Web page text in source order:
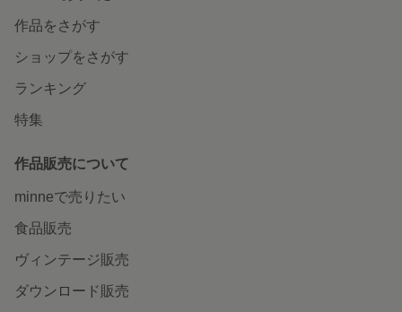
作品をさがす
ショップをさがす
ランキング
特集
作品販売について
minneで売りたい
食品販売
ヴィンテージ販売
ダウンロード販売